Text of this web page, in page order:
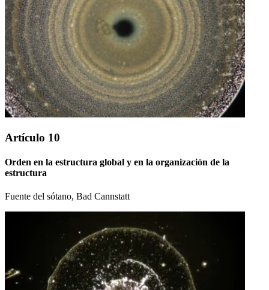
Artículo 10
Orden en la estructura global y en la organización de la
estructura
Fuente del sótano, Bad Cannstatt